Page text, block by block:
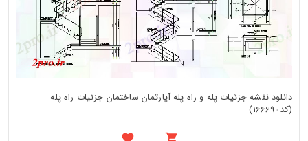
دانلود نقشه جزئیات پله و راه پله آپارتمان ساختمان جزئیات راه پله
(کد166690)